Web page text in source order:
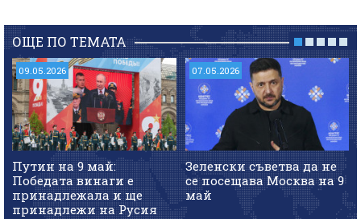
ОЩЕ ПО ТЕМАТА
09.05.2026
Путин на 9 май:
Победата винаги е
принадлежала и ще
принадлежи на Русия
07.05.2026
Зеленски съветва да не
се посещава Москва на 9
май